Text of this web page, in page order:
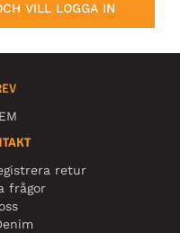
VILL LOGGA IN
retur
frågor